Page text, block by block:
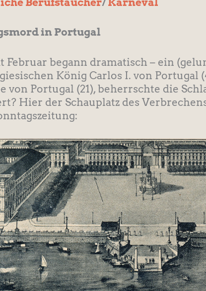
in Portugal
Februar begann dramatisch – ein
König Carlos I. von Portugal
von Portugal (21), beherrschte die
Hier der Schauplatz des